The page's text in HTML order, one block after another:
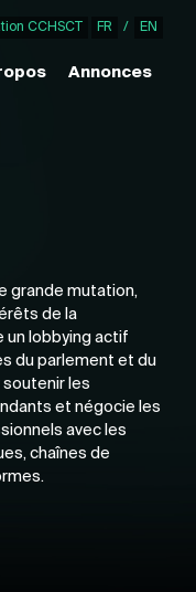
CCHSCT FR / EN
Annonces
grande mutation,
de la
un lobbying actif
du parlement et du
les
et négocie les
avec les
chaînes de